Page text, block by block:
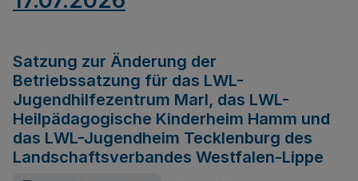
Satzung zur Änderung der
Betriebssatzung für das LWL-
Jugendhilfezentrum Marl, das LWL-
Heilpädagogische Kinderheim Hamm und
das LWL-Jugendheim Tecklenburg des
Landschaftsverbandes Westfalen-Lippe